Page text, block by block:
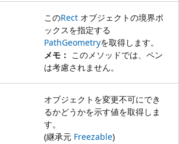
このRect オブジェクトの境界ボ
ックスを指定する
PathGeometryを取得します。
メモ： このメソッドでは、ペン
は考慮されません。
オブジェクトを変更不可にでき
るかどうかを示す値を取得しま
す。
(継承元 Freezable)